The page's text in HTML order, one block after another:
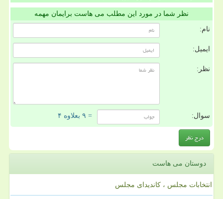
نظر شما در مورد این مطلب می هاست برایمان مهمه
نام:
ایمیل:
نظر:
سوال: = ۹ بعلاوه ۴
دوستان می هاست
انتخابات مجلس ، کاندیدای مجلس